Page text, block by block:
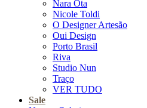
Nara Ota
Nicole Toldi
O Designer Artesão
Oui Design
Porto Brasil
Riva
Studio Nun
Traço
VER TUDO
Sale